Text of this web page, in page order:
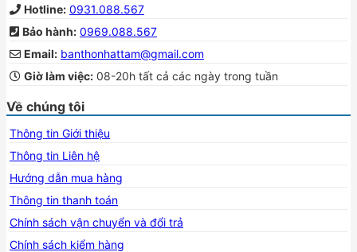
Hotline: 0931.088.567
Bảo hành: 0969.088.567
Email: banthonhattam@gmail.com
Giờ làm việc: 08-20h tất cả các ngày trong tuần
Về chúng tôi
Thông tin Giới thiệu
Thông tin Liên hệ
Hướng dẫn mua hàng
Thông tin thanh toán
Chính sách vận chuyển và đổi trả
Chính sách kiểm hàng